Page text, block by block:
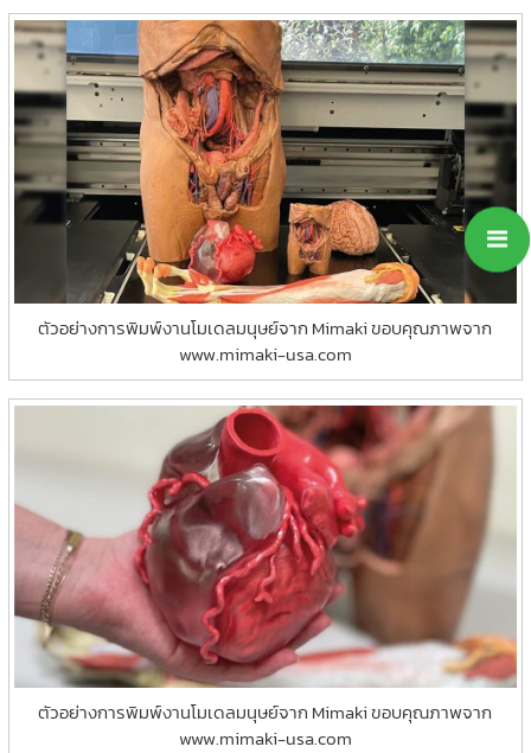
ตัวอย่างการพิมพ์งานโมเดลมนุษย์จาก Mimaki ขอบคุณภาพจาก
www.mimaki-usa.com
ตัวอย่างการพิมพ์งานโมเดลมนุษย์จาก Mimaki ขอบคุณภาพจาก
www.mimaki-usa.com